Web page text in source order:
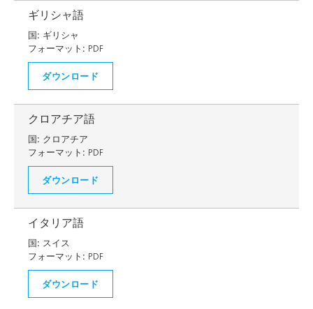
ギリシャ語
国: ギリシャ
フォーマット: PDF
ダウンロード
クロアチア語
国: クロアチア
フォーマット: PDF
ダウンロード
イタリア語
国: スイス
フォーマット: PDF
ダウンロード